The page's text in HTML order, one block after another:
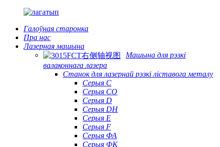
Галоўная старонка
Пра нас
Лазерная машына
Машына для рэзкі
валаконнага лазера
Станок для лазернай рэзкі ліставога металу
Серыя С
Серыя CO
Серыя D
Серыя DH
Серыя Е
Серыя F
Серыя ФА
Серыя ФК